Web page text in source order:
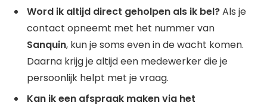
Word ik altijd direct geholpen als ik bel?Als je
contact opneemt met het nummer van
Sanquin, kun je soms even in de wacht komen.
Daarna krijg je altijd een medewerker die je
persoonlijk helpt met je vraag.
Kan ik een afspraak maken via het